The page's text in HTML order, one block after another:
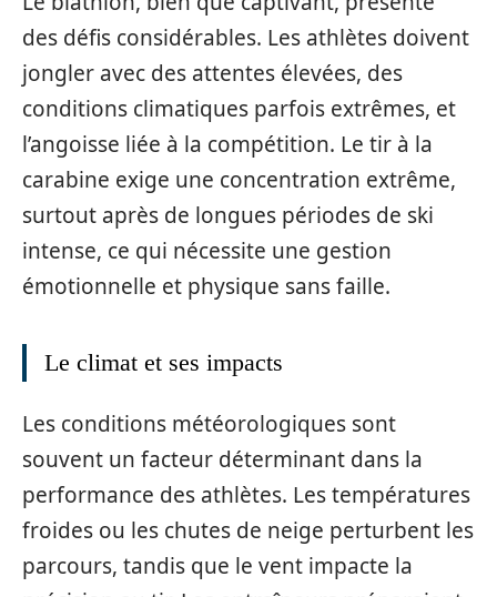
des défis considérables. Les athlètes doivent
jongler avec des attentes élevées, des
conditions climatiques parfois extrêmes, et
l’angoisse liée à la compétition. Le tir à la
carabine exige une concentration extrême,
surtout après de longues périodes de ski
intense, ce qui nécessite une gestion
émotionnelle et physique sans faille.
Le climat et ses impacts
Les conditions météorologiques sont
souvent un facteur déterminant dans la
performance des athlètes. Les températures
froides ou les chutes de neige perturbent les
parcours, tandis que le vent impacte la